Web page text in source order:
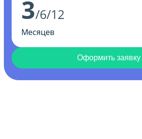
3/6/12
Месяцев
Оформить заявку